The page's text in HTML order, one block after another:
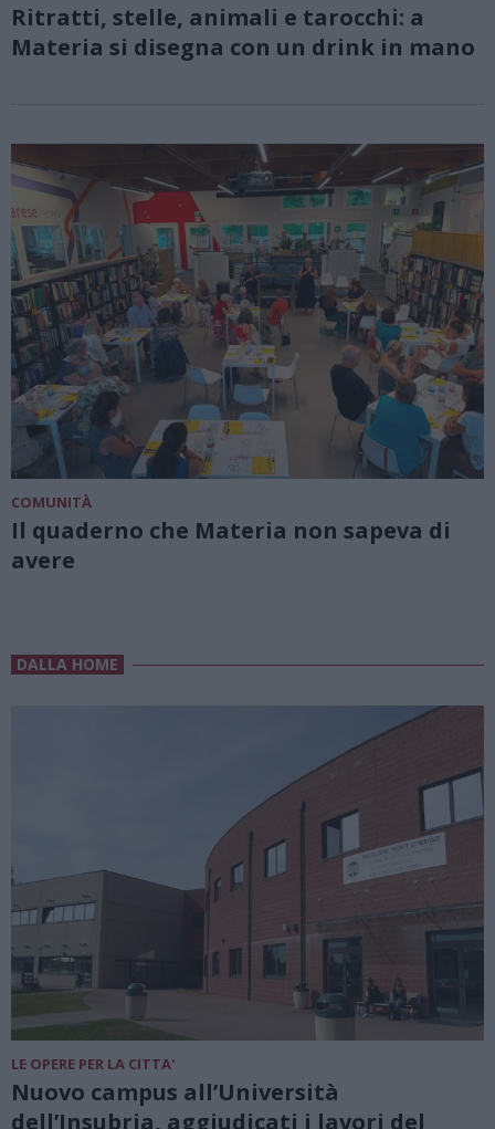
Ritratti, stelle, animali e tarocchi: a
Materia si disegna con un drink in mano
COMUNITÀ
Il quaderno che Materia non sapeva di
avere
DALLA HOME
LE OPERE PER LA CITTA'
Nuovo campus all’Università
dell’Insubria, aggiudicati i lavori del